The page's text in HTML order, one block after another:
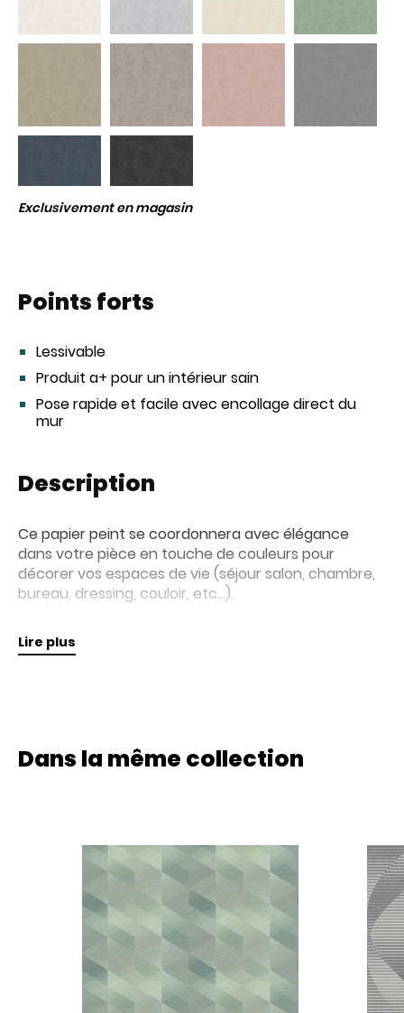
Exclusivement en magasin
Points forts
Lessivable
Produit a+ pour un intérieur sain
Pose rapide et facile avec encollage direct du
mur
Description
Ce papier peint se coordonnera avec élégance
dans votre pièce en touche de couleurs pour
décorer vos espaces de vie (séjour salon, chambre,
bureau, dressing, couloir, etc...).
Retrouvez nos collections de papiers peints en
magasin pour plus d'informations.
Lire plus
Dans la même collection